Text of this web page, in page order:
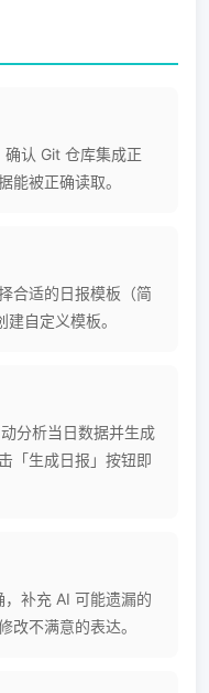
认 Git 仓库集成正
能被正确读取。
合适的日报模板（简
自定义模板。
分析当日数据并生成
「生成日报」按钮即
补充 AI 可能遗漏的
改不满意的表达。